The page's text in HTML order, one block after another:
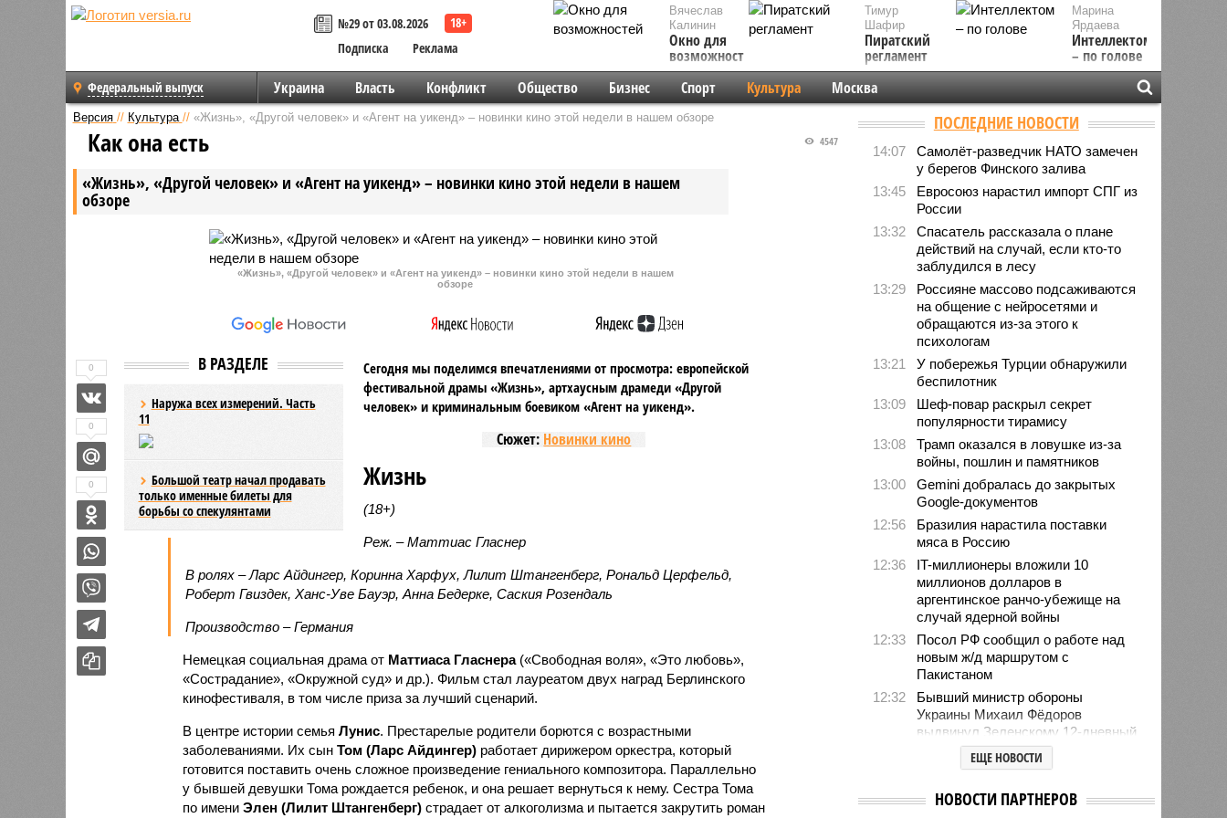
№29 от 03.08.2026
Подписка
Реклама
Вячеслав
Калинин
Окно для
возможностей
Марина
Ярдаева
Интеллектом
– по голове
Тимур
Шафир
Пиратский
регламент
Федеральный выпуск Украина Власть Конфликт Общество Бизнес Спорт Культура Москва
Версия // Культура // «Жизнь», «Другой человек» и «Агент на уикенд» – новинки кино этой недели в нашем обзоре
«Жизнь», «Другой человек» и «Агент на уикенд» – новинки кино этой недели в нашем
обзоре
4547
Как она есть
«Жизнь», «Другой человек» и «Агент на уикенд» – новинки кино этой недели в нашем
обзоре
В РАЗДЕЛЕ
Наружа всех измерений. Часть
11
Большой театр начал продавать
только именные билеты для
борьбы со спекулянтами
Сегодня мы поделимся впечатлениями от просмотра: европейской
фестивальной драмы «Жизнь», артхаусным драмеди «Другой
человек» и криминальным боевиком «Агент на уикенд».
Сюжет: Новинки кино
Жизнь
(18+)
Реж. – Маттиас Гласнер
В ролях – Ларс Айдингер, Коринна Харфух, Лилит Штангенберг, Рональд Церфельд,
Роберт Гвиздек, Ханс-Уве Бауэр, Анна Бедерке, Саския Розендаль
Производство – Германия
Немецкая социальная драма от Маттиаса Гласнера(«Свободная воля», «Это любовь»,
«Сострадание», «Окружной суд» и др.). Фильм стал лауреатом двух наград Берлинского
кинофестиваля, в том числе приза за лучший сценарий.
В центре истории семья Лунис. Престарелые родители борются с возрастными
заболеваниями. Их сын Том (Ларс Айдингер)работает дирижером оркестра, который
готовится поставить очень сложное произведение гениального композитора. Параллельно
у бывшей девушки Тома рождается ребенок, и она решает вернуться к нему. Сестра Тома
по имени Элен (Лилит Штангенберг)страдает от алкоголизма и пытается закрутить роман
0
0
0
ПОСЛЕДНИЕ НОВОСТИ
14:07
Самолёт-разведчик НАТО замечен
у берегов Финского залива
13:45
Евросоюз нарастил импорт СПГ из
России
13:32
Спасатель рассказала о плане
действий на случай, если кто-то
заблудился в лесу
13:29
Россияне массово подсаживаются
на общение с нейросетями и
обращаются из-за этого к
психологам
13:21
У побережья Турции обнаружили
беспилотник
13:09
Шеф-повар раскрыл секрет
популярности тирамису
13:08
Трамп оказался в ловушке из-за
войны, пошлин и памятников
13:00
Gemini добралась до закрытых
Google-документов
12:56
Бразилия нарастила поставки
мяса в Россию
12:36
IT-миллионеры вложили 10
миллионов долларов в
аргентинское ранчо-убежище на
случай ядерной войны
12:33
Посол РФ сообщил о работе над
новым ж/д маршрутом с
Пакистаном
12:32
Бывший министр обороны
Украины Михаил Фёдоров
выдвинул Зеленскому 12-дневный
ультиматум
Удары США лишь замедлили
ЕЩЕ НОВОСТИ
НОВОСТИ ПАРТНЕРОВ